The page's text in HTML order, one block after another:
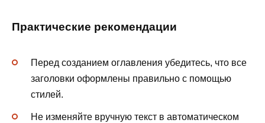
Практические рекомендации
Перед созданием оглавления убедитесь, что все
заголовки оформлены правильно с помощью
стилей.
Не изменяйте вручную текст в автоматическом